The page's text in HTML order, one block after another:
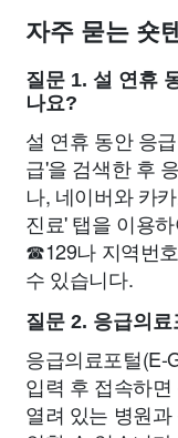
자주 묻는 숏
질문 1. 설 연휴
나요?
설 연휴 동안 응
급'을 검색한 후
나, 네이버와 카
진료' 탭을 이용
☎129나 지역번
수 있습니다.
질문 2. 응급의
응급의료포털(E-
입력 후 접속하
열려 있는 병원